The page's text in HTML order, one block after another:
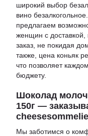
широкий выбор
вино безалкогольное
предлагаем
женщин с доставкой,
заказ, не покидая
также, цена коньяк
что позволяет
бюджету.
Шоколад
150г —
Мы заботимся о